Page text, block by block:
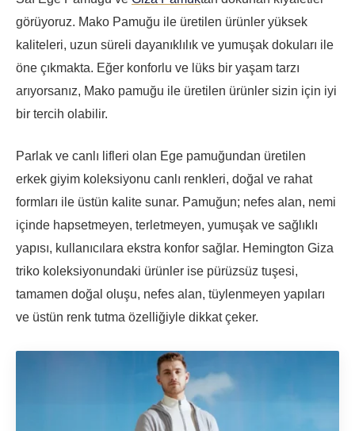
görüyoruz. Mako Pamuğu ile üretilen ürünler yüksek
kaliteleri, uzun süreli dayanıklılık ve yumuşak dokuları ile
öne çıkmakta. Eğer konforlu ve lüks bir yaşam tarzı
arıyorsanız, Mako pamuğu ile üretilen ürünler sizin için iyi
bir tercih olabilir.
Parlak ve canlı lifleri olan Ege pamuğundan üretilen
erkek giyim koleksiyonu canlı renkleri, doğal ve rahat
formları ile üstün kalite sunar. Pamuğun; nefes alan, nemi
içinde hapsetmeyen, terletmeyen, yumuşak ve sağlıklı
yapısı, kullanıcılara ekstra konfor sağlar. Hemington Giza
triko koleksiyonundaki ürünler ise pürüzsüz tuşesi,
tamamen doğal oluşu, nefes alan, tüylenmeyen yapıları
ve üstün renk tutma özelliğiyle dikkat çeker.